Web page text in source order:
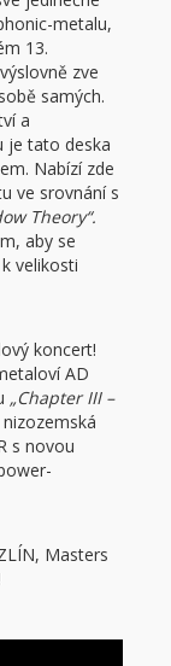
metalu,
13.
zve
samých.
a
je tato deska
Nabízí zde
ve srovnání s
Theory“.
aby se
velikosti
koncert!
AD
„Chapter III –
s novou
Masters